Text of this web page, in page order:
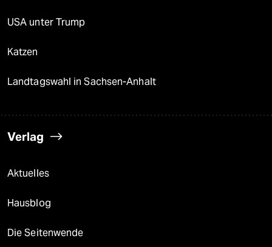
USA unter Trump
Katzen
Landtagswahl in Sachsen-Anhalt
Verlag
Aktuelles
Hausblog
Die Seitenwende